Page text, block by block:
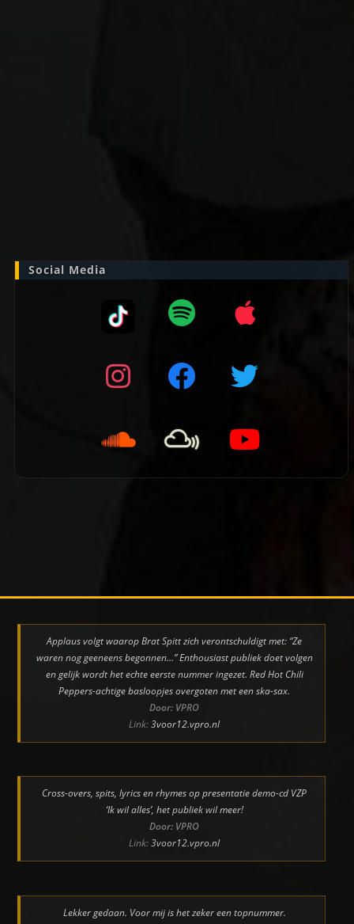
Social Media
Applaus volgt waarop Brat Spitt zich verontschuldigt met: “Ze
waren nog geeneens begonnen…” Enthousiast publiek doet volgen
en gelijk wordt het echte eerste nummer ingezet. Red Hot Chili
Peppers-achtige basloopjes overgoten met een ska-sax.
Door: VPRO
Link:3voor12.vpro.nl
Cross-overs, spits, lyrics en rhymes op presentatie demo-cd VZP
‘Ik wil alles’, het publiek wil meer!
Door: VPRO
Link:3voor12.vpro.nl
Lekker gedaan. Voor mij is het zeker een topnummer.